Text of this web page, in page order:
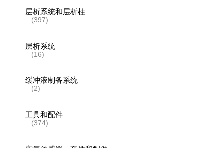
层析系统和层析柱
(397)
层析系统
(16)
缓冲液制备系统
(2)
工具和配件
(374)